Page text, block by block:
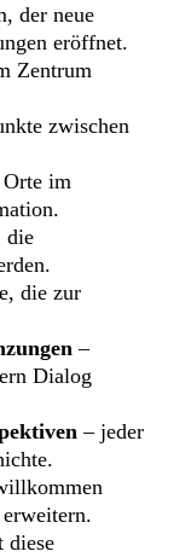
der neue
eröffnet.
Zentrum
zwischen
im
die
die zur
–
Dialog
– jeder
diese